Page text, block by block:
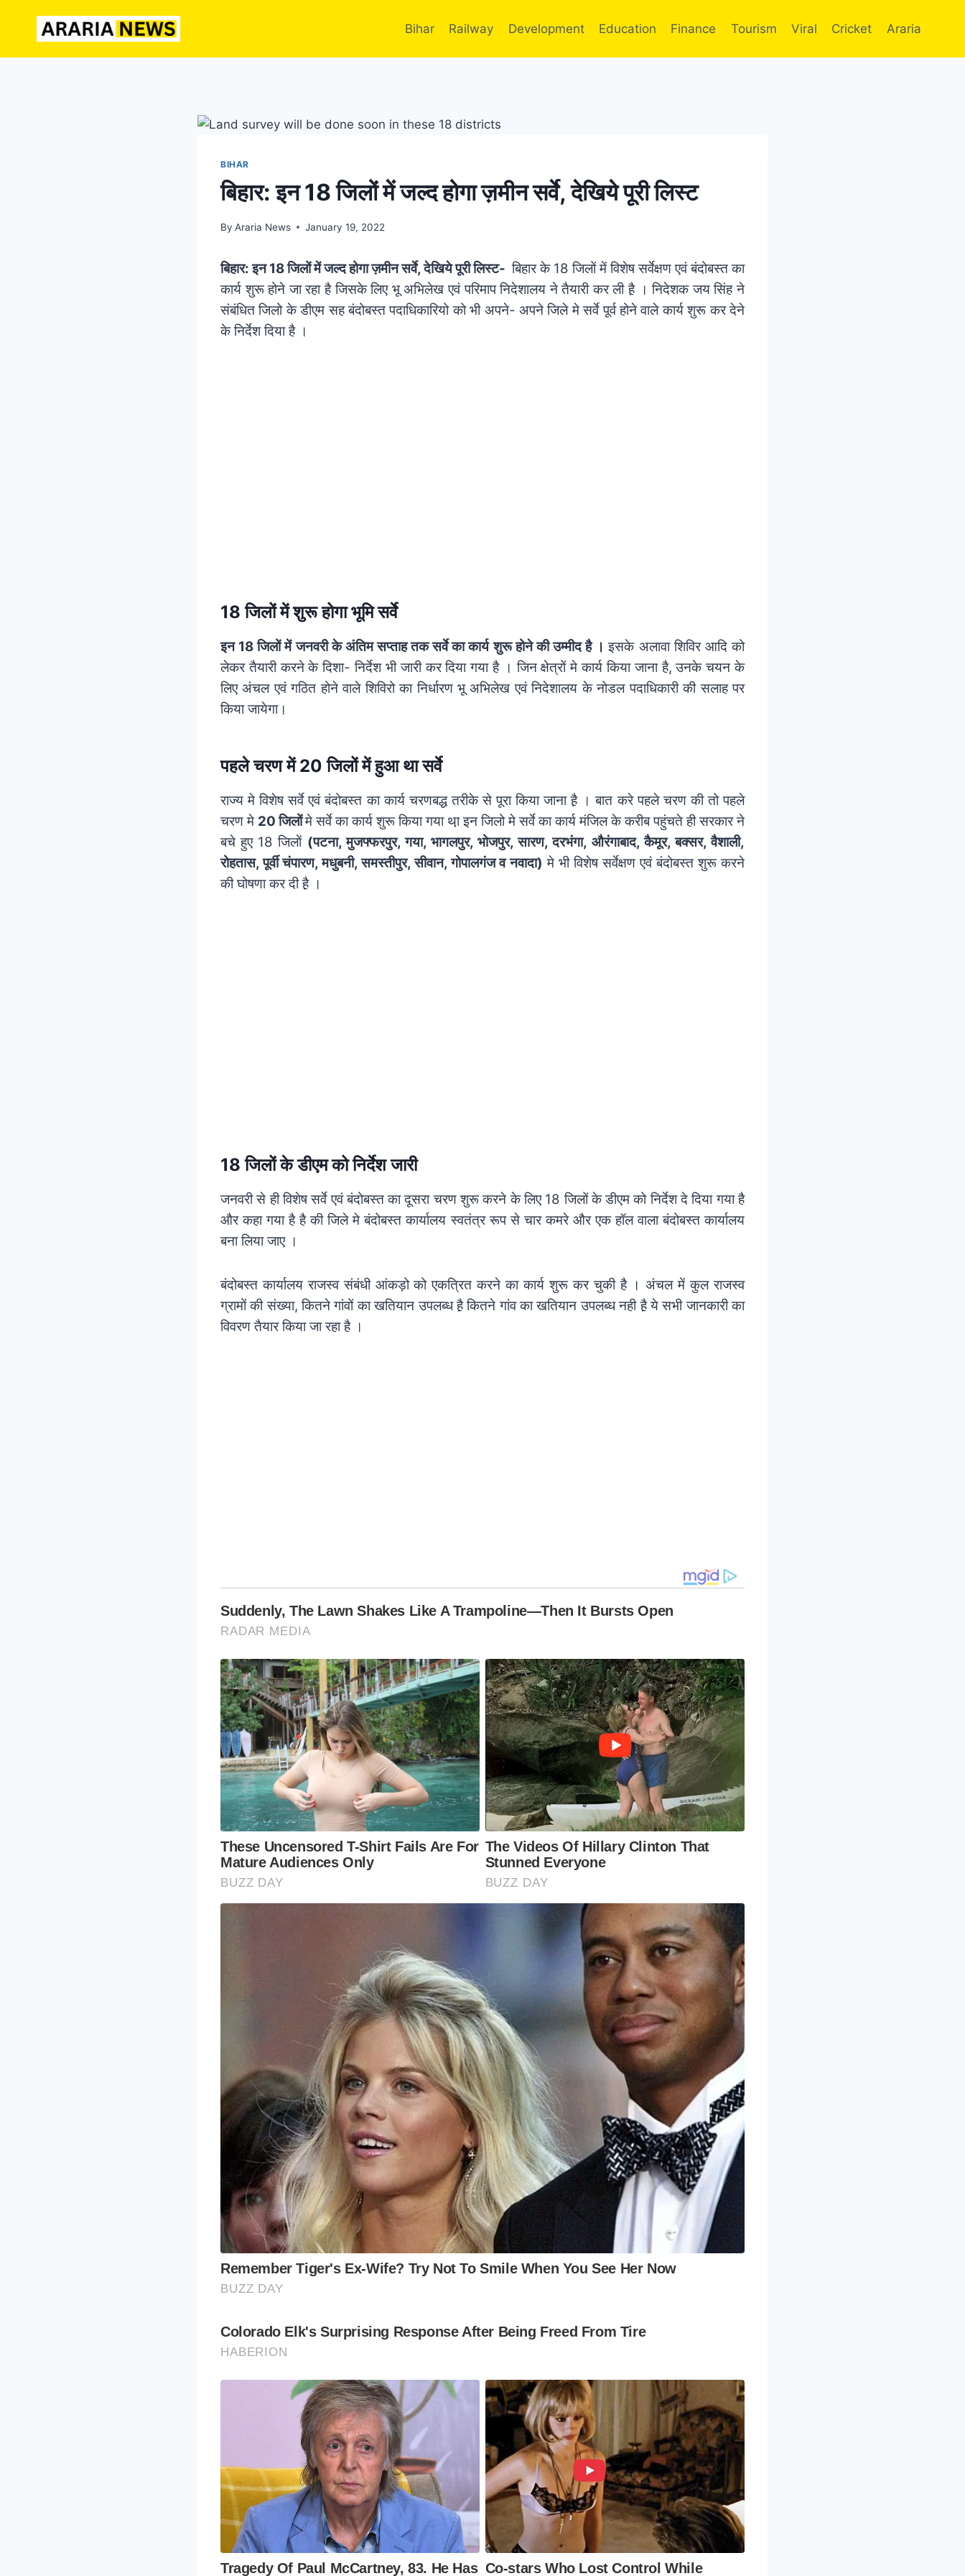
Bihar Railway Development Education Finance Tourism Viral Cricket Araria
BIHAR
बिहार: इन 18 जिलों में जल्द होगा ज़मीन सर्वे, देखिये पूरी लिस्ट
By Araria News January 19, 2022
बिहार: इन 18 जिलों में जल्द होगा ज़मीन सर्वे, देखिये पूरी लिस्ट- बिहार के 18 जिलों में विशेष सर्वेक्षण एवं बंदोबस्त का
कार्य शुरू होने जा रहा है जिसके लिए भू अभिलेख एवं परिमाप निदेशालय ने तैयारी कर ली है़ । निदेशक जय सिंह ने
संबंधित जिलो के डीएम सह बंदोबस्त पदाधिकारियो को भी अपने- अपने जिले मे सर्वे पूर्व होने वाले कार्य शुरू कर देने
के निर्देश दिया है ।
18 जिलों में शुरू होगा भूमि सर्वे
इन 18 जिलों में जनवरी के अंतिम सप्ताह तक सर्वे का कार्य शुरू होने की उम्मीद है ।इसके अलावा शिविर आदि को
लेकर तैयारी करने के दिशा- निर्देश भी जारी कर दिया गया है । जिन क्षेत्रों मे कार्य किया जाना है, उनके चयन के
लिए अंचल एवं गठित होने वाले शिविरो का निर्धारण भू अभिलेख एवं निदेशालय के नोडल पदाधिकारी की सलाह पर
किया जायेगा।
पहले चरण में 20 जिलों में हुआ था सर्वे
राज्य मे विशेष सर्वे एवं बंदोबस्त का कार्य चरणबद्ध तरीके से पूरा किया जाना है़ । बात करे पहले चरण की तो पहले
चरण मे 20 जिलोंमे सर्वे का कार्य शुरू किया गया था़ इन जिलो मे सर्वे का कार्य मंजिल के करीब पहुंचते ही सरकार ने
बचे हुए 18 जिलाें (पटना, मुजफ्फरपुर, गया, भागलपुर, भोजपुर, सारण, दरभंगा, औरंगाबाद, कैमूर, बक्सर, वैशाली,
रोहतास, पूर्वी चंपारण, मधुबनी, समस्तीपुर, सीवान, गोपालगंज व नवादा) मे भी विशेष सर्वेक्षण एवं बंदोबस्त शुरू करने
की घोषणा कर दी है़ ।
18 जिलों के डीएम को निर्देश जारी
जनवरी से ही विशेष सर्वे एवं बंदोबस्त का दूसरा चरण शुरू करने के लिए 18 जिलों के डीएम को निर्देश दे दिया गया है
और कहा गया है है की जिले मे बंदोबस्त कार्यालय स्वतंत्र रूप से चार कमरे और एक हॉल वाला बंदोबस्त कार्यालय
बना लिया जाए ।
बंदोबस्त कार्यालय राजस्व संबंधी आंकड़ो को एकत्रित करने का कार्य शुरू कर चुकी है । अंचल में कुल राजस्व
ग्रामों की संख्या, कितने गांवों का खतियान उपलब्ध है़ कितने गांव का खतियान उपलब्ध नही है़ ये सभी जानकारी का
विवरण तैयार किया जा रहा है ।